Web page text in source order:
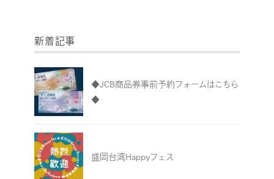
新着記事
◆JCB商品券事前予約フォームはこちら
◆
盛岡台湾Happyフェス